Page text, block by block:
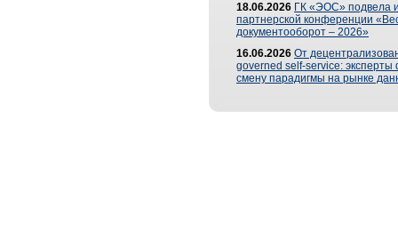
18.06.2026 ГК «ЭОС» подвела
партнерской конференции
документооборот – 2026»
16.06.2026 От
governed self-service: эксперты
смену парадигмы на рынке